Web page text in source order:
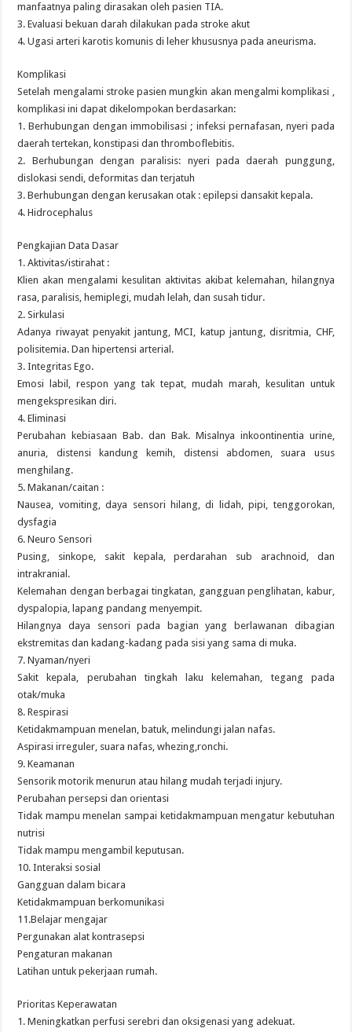
manfaatnya paling dirasakan oleh pasien TIA.
3. Evaluasi bekuan darah dilakukan pada stroke akut
4. Ugasi arteri karotis komunis di leher khususnya pada aneurisma.
Komplikasi
Setelah mengalami stroke pasien mungkin akan mengalmi komplikasi ,
komplikasi ini dapat dikelompokan berdasarkan:
1. Berhubungan dengan immobilisasi ; infeksi pernafasan, nyeri pada
daerah tertekan, konstipasi dan thromboflebitis.
2. Berhubungan dengan paralisis: nyeri pada daerah punggung,
dislokasi sendi, deformitas dan terjatuh
3. Berhubungan dengan kerusakan otak : epilepsi dansakit kepala.
4. Hidrocephalus
Pengkajian Data Dasar
1. Aktivitas/istirahat :
Klien akan mengalami kesulitan aktivitas akibat kelemahan, hilangnya
rasa, paralisis, hemiplegi, mudah lelah, dan susah tidur.
2. Sirkulasi
Adanya riwayat penyakit jantung, MCI, katup jantung, disritmia, CHF,
polisitemia. Dan hipertensi arterial.
3. Integritas Ego.
Emosi labil, respon yang tak tepat, mudah marah, kesulitan untuk
mengekspresikan diri.
4. Eliminasi
Perubahan kebiasaan Bab. dan Bak. Misalnya inkoontinentia urine,
anuria, distensi kandung kemih, distensi abdomen, suara usus
menghilang.
5. Makanan/caitan :
Nausea, vomiting, daya sensori hilang, di lidah, pipi, tenggorokan,
dysfagia
6. Neuro Sensori
Pusing, sinkope, sakit kepala, perdarahan sub arachnoid, dan
intrakranial.
Kelemahan dengan berbagai tingkatan, gangguan penglihatan, kabur,
dyspalopia, lapang pandang menyempit.
Hilangnya daya sensori pada bagian yang berlawanan dibagian
ekstremitas dan kadang-kadang pada sisi yang sama di muka.
7. Nyaman/nyeri
Sakit kepala, perubahan tingkah laku kelemahan, tegang pada
otak/muka
8. Respirasi
Ketidakmampuan menelan, batuk, melindungi jalan nafas.
Aspirasi irreguler, suara nafas, whezing,ronchi.
9. Keamanan
Sensorik motorik menurun atau hilang mudah terjadi injury.
Perubahan persepsi dan orientasi
Tidak mampu menelan sampai ketidakmampuan mengatur kebutuhan
nutrisi
Tidak mampu mengambil keputusan.
10. Interaksi sosial
Gangguan dalam bicara
Ketidakmampuan berkomunikasi
11.Belajar mengajar
Pergunakan alat kontrasepsi
Pengaturan makanan
Latihan untuk pekerjaan rumah.
Prioritas Keperawatan
1. Meningkatkan perfusi serebri dan oksigenasi yang adekuat.